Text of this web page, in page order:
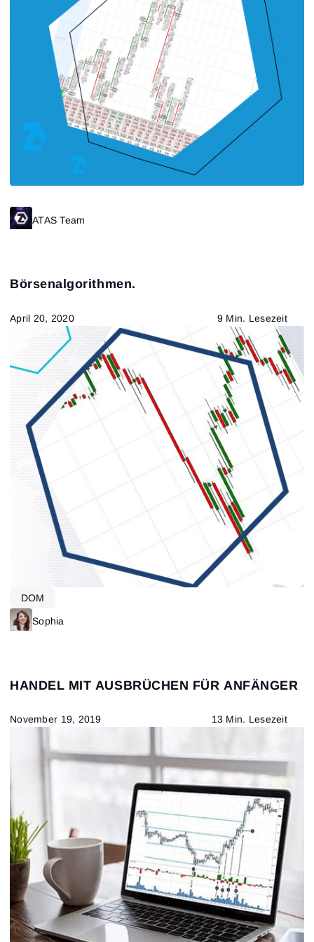
ATAS Team
Börsenalgorithmen.
April 20, 2020 9 Min. Lesezeit
DOM
Sophia
HANDEL MIT AUSBRÜCHEN FÜR ANFÄNGER
November 19, 2019 13 Min. Lesezeit
Close Passwort vergessen?
Anmelden
Noch kein Konto?Registrieren
Passwort zurücksetzen
Registrieren
Hast du schon ein Konto?